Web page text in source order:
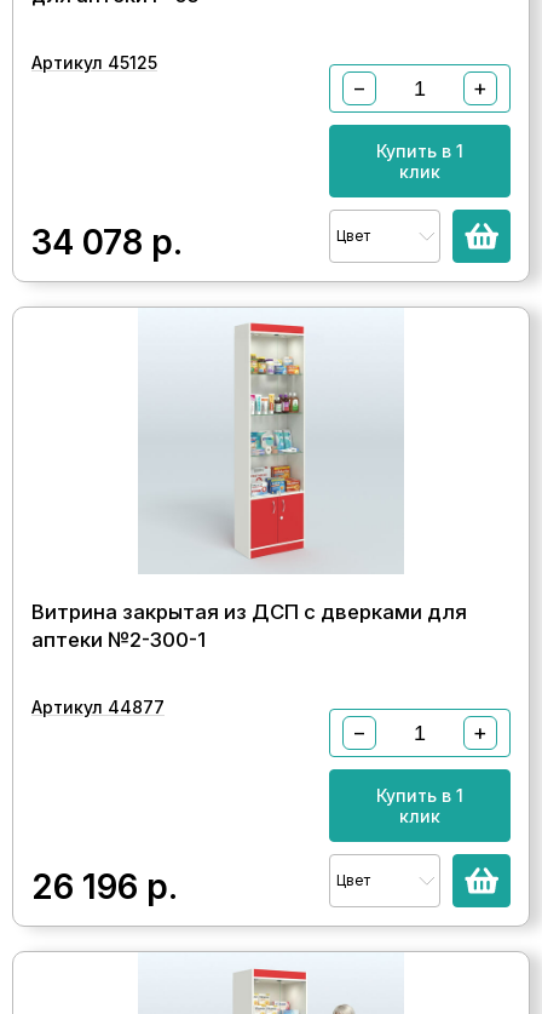
Артикул 45125
34 078 р.
− +
Купить в 1
клик
Цвет
Витрина закрытая из ДСП с дверками для
аптеки №2-300-1
Артикул 44877
26 196 р.
− +
Купить в 1
клик
Цвет